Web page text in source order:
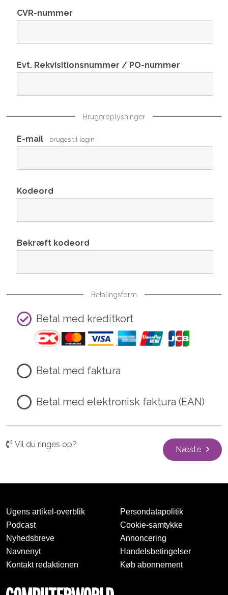
CVR-nummer
Evt. Rekvisitionsnummer / PO-nummer
Brugeroplysninger
E-mail - bruges til login
Kodeord
Bekræft kodeord
Betalingsform
Betal med kreditkort
Betal med faktura
Betal med elektronisk faktura (EAN)
Vil du ringes op?
Næste
Ugens artikel-overblik
Podcast
Nyhedsbreve
Navnenyt
Kontakt redaktionen
Persondatapolitik
Cookie-samtykke
Annoncering
Handelsbetingelser
Køb abonnement